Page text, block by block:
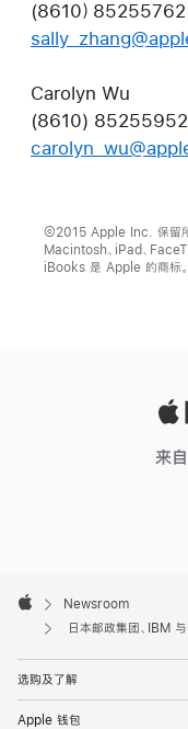
(8610）85255762
Carolyn Wu
(8610) 85255952
©2015 Apple Inc. 保留所
Macintosh、iPad、
iBooks 是 Apple 的商标。
来
Footer

Apple
Newsroom
日本邮政集团、IBM 与 Apple 携手
选购及了解
Apple 钱包